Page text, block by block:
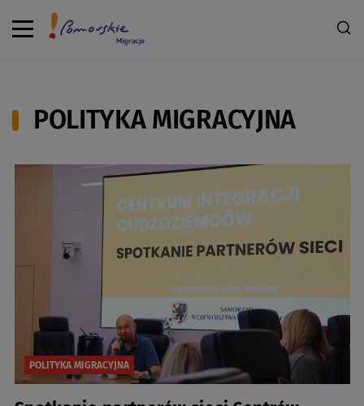
POLITYKA MIGRACYJNA
POLITYKA MIGRACYJNA